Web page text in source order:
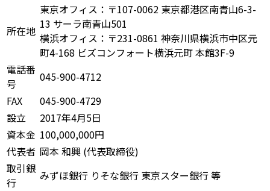
所在地
東京オフィス：〒107-0062 東京都港区南青山6-3-
13 サーラ南青山501
横浜オフィス：〒231-0861 神奈川県横浜市中区元
町4-168 ビズコンフォート横浜元町 本館3F-9
電話番
号
045-900-4712
FAX
045-900-4729
設立
2017年4月5日
資本金 100,000,000円
代表者 岡本 和興 (代表取締役)
取引銀
行
みずほ銀行 りそな銀行 東京スター銀行 等